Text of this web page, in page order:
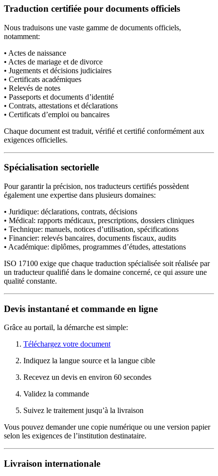
Traduction certifiée pour documents officiels
Nous traduisons une vaste gamme de documents officiels,
notamment:
• Actes de naissance
• Actes de mariage et de divorce
• Jugements et décisions judiciaires
• Certificats académiques
• Relevés de notes
• Passeports et documents d’identité
• Contrats, attestations et déclarations
• Certificats d’emploi ou bancaires
Chaque document est traduit, vérifié et certifié conformément aux
exigences officielles.
Spécialisation sectorielle
Pour garantir la précision, nos traducteurs certifiés possèdent
également une expertise dans plusieurs domaines:
• Juridique: déclarations, contrats, décisions
• Médical: rapports médicaux, prescriptions, dossiers cliniques
• Technique: manuels, notices d’utilisation, spécifications
• Financier: relevés bancaires, documents fiscaux, audits
• Académique: diplômes, programmes d’études, attestations
ISO 17100 exige que chaque traduction spécialisée soit réalisée par
un traducteur qualifié dans le domaine concerné, ce qui assure une
qualité constante.
Devis instantané et commande en ligne
Grâce au portail, la démarche est simple:
Téléchargez votre document
Indiquez la langue source et la langue cible
Recevez un devis en environ 60 secondes
Validez la commande
Suivez le traitement jusqu’à la livraison
Vous pouvez demander une copie numérique ou une version papier
selon les exigences de l’institution destinataire.
Livraison internationale